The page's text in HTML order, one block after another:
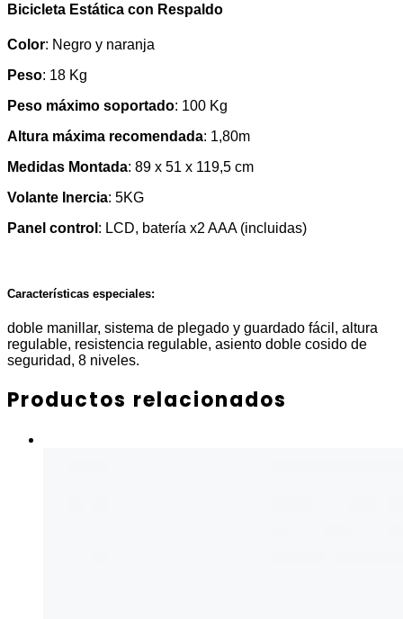
Bicicleta Estática con Respaldo
Color: Negro y naranja
Peso: 18 Kg
Peso máximo soportado: 100 Kg
Altura máxima recomendada: 1,80m
Medidas Montada: 89 x 51 x 119,5 cm
Volante Inercia: 5KG
Panel control : LCD, batería x2 AAA (incluidas)
Características especiales:
doble manillar, sistema de plegado y guardado fácil, altura
regulable, resistencia regulable, asiento doble cosido de
seguridad, 8 niveles.
Productos relacionados